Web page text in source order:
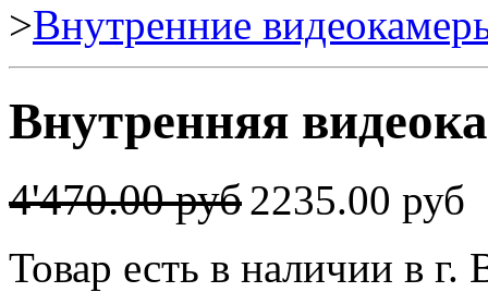
>Внутренние
Внутренняя
4'470.00 руб2235.00 руб
Товар есть в наличии в г.